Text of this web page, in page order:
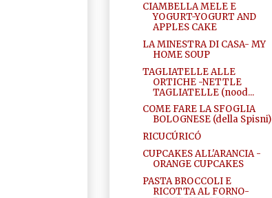
CIAMBELLA MELE E
YOGURT-YOGURT AND
APPLES CAKE
LA MINESTRA DI CASA- MY
HOME SOUP
TAGLIATELLE ALLE
ORTICHE -NETTLE
TAGLIATELLE (nood...
COME FARE LA SFOGLIA
BOLOGNESE (della Spisni)
RICUCÚRICÓ
CUPCAKES ALL'ARANCIA -
ORANGE CUPCAKES
PASTA BROCCOLI E
RICOTTA AL FORNO-